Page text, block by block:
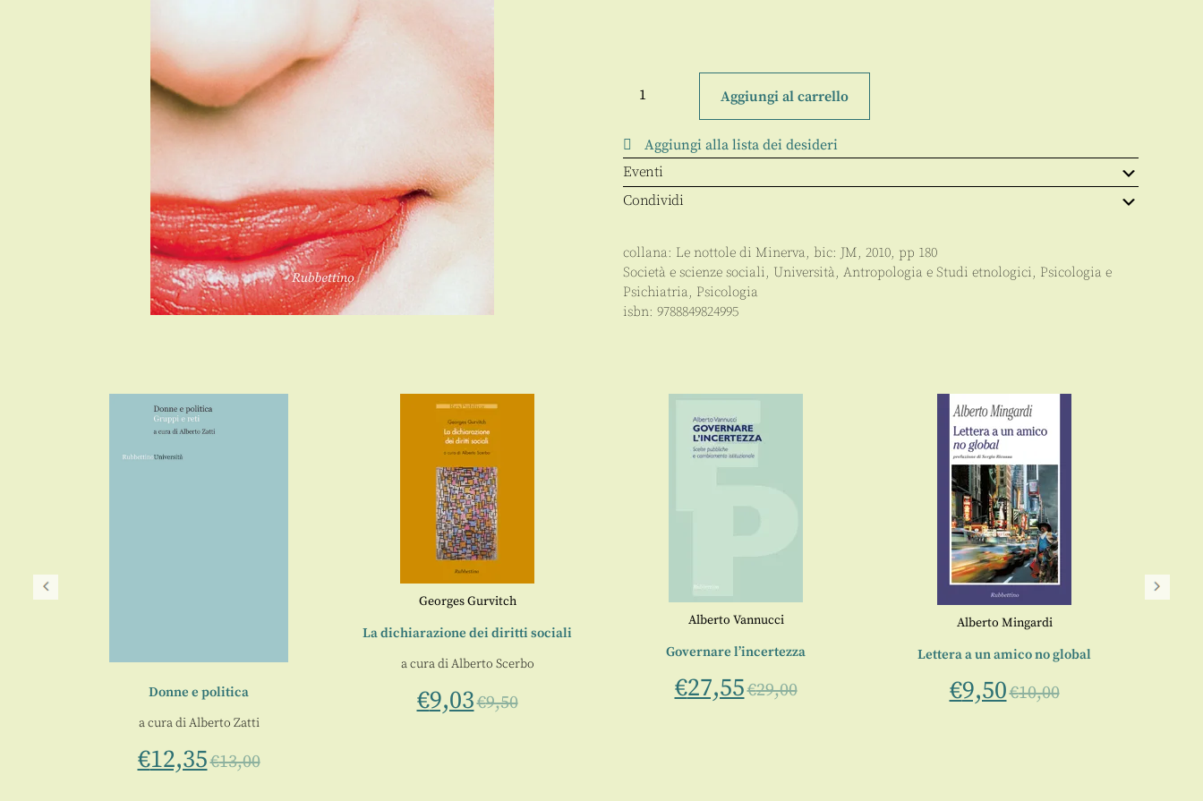
Antropologia
minima
quantità
Aggiungi al carrello
Aggiungi alla lista dei desideri
Eventi
Condividi
collana: Le nottole di Minerva, bic: JM, 2010, pp 180
Società e scienze sociali, Università, Antropologia e Studi etnologici, Psicologia e
Psichiatria, Psicologia
isbn: 9788849824995
Donne e politica
a cura diAlberto Zatti
€12,35€13,00
Georges Gurvitch
La dichiarazione dei diritti sociali
a cura diAlberto Scerbo
€9,03€9,50
Alberto Vannucci
Governare l’incertezza
€27,55€29,00
Alberto Mingardi
Lettera a un amico no global
€9,50€10,00